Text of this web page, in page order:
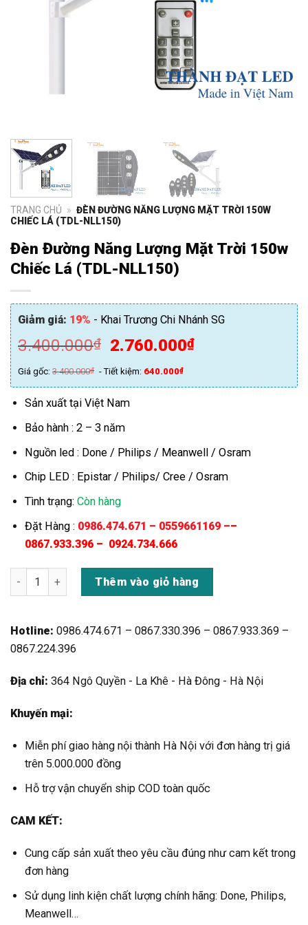
TRANG CHỦ » ĐÈN ĐƯỜNG NĂNG LƯỢNG MẶT TRỜI 150W
CHIẾC LÁ (TDL-NLL150)
Đèn Đường Năng Lượng Mặt Trời 150w
Chiếc Lá (TDL-NLL150)
Giảm giá: 19% - Khai Trương Chi Nhánh SG
3.400.000₫
Giá
là:
3.400.000₫.
2.760.000₫Giá
là:
Giá gốc: 3.400.000₫ - Tiết kiệm: 640.000₫
Sản xuất tại Việt Nam
Bảo hành : 2 – 3 năm
Nguồn led : Done / Philips / Meanwell / Osram
Chip LED : Epistar / Philips/ Cree / Osram
Tình trạng:Còn hàng
Đặt Hàng : 0986.474.671 – 0559661169 ––
0867.933.396 – 0924.734.666
Đèn Đường Năng Lượng Mặt Trời 150w Chiếc Lá (TDL-
Thêm vào giỏ hàng
Hotline: 0986.474.671 – 0867.330.396 – 0867.933.369 –
0867.224.396
Địa chỉ: 364 Ngô Quyền - La Khê - Hà Đông - Hà Nội
Khuyến mại:
Miễn phí giao hàng nội thành Hà Nội với đơn hàng trị giá
trên 5.000.000 đồng
Hỗ trợ vận chuyển ship COD toàn quốc
CAM KẾT:
Cung cấp sản xuất theo yêu cầu đúng như cam kết trong
đơn hàng
Sử dụng linh kiện chất lượng chính hãng: Done, Philips,
Meanwell…